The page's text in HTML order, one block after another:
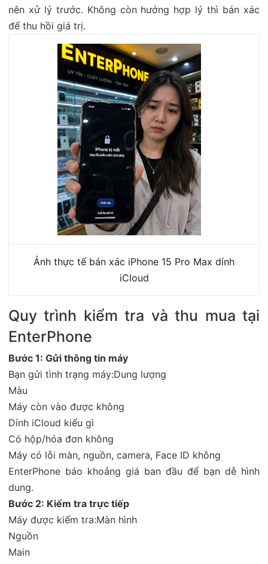
nên xử lý trước. Không còn hướng hợp lý thì bán xác
để thu hồi giá trị.
Ảnh thực tế bán xác iPhone 15 Pro Max dính
iCloud
Quy trình kiểm tra và thu mua tại
EnterPhone
Bước 1: Gửi thông tin máy
Bạn gửi tình trạng máy:Dung lượng
Màu
Máy còn vào được không
Dính iCloud kiểu gì
Có hộp/hóa đơn không
Máy có lỗi màn, nguồn, camera, Face ID không
EnterPhone báo khoảng giá ban đầu để bạn dễ hình
dung.
Bước 2: Kiểm tra trực tiếp
Máy được kiểm tra:Màn hình
Nguồn
Main